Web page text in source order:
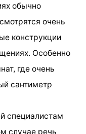
обычно
очень
конструкции
Особенно
где очень
сантиметр
специалистам
случае речь